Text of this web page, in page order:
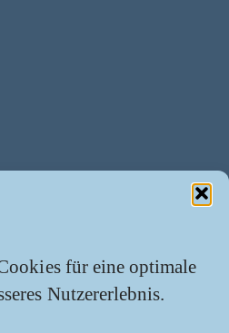
für eine optimale
Nutzererlebnis.